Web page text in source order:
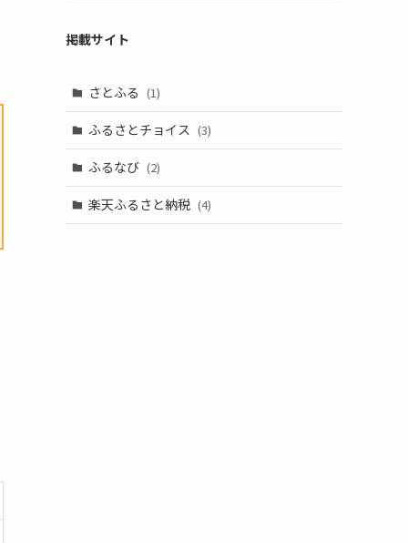
掲載サイト
さとふる (1)
ふるさとチョイス (3)
ふるなび (2)
楽天ふるさと納税 (4)